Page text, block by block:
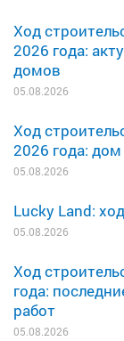
Ход
2026 года:
домов
05.08.2026
Ход
2026 года:
05.08.2026
Lucky Land:
05.08.2026
Ход
года:
работ
05.08.2026